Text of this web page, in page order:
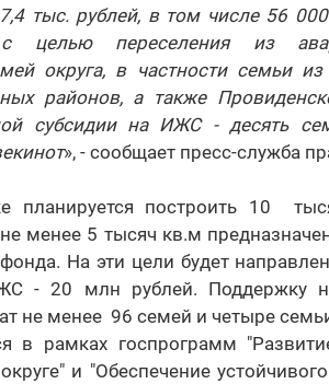
тыс. рублей, в том числе 56
целью переселения из
округа, в частности семьи
районов, а также
субсидии на ИЖС - десять
», - сообщает пресс-служба
планируется построить 10
менее 5 тысяч кв.м
На эти цели будет
- 20 млн рублей. Поддержку
не менее 96 семей и четыре
в рамках госпрограмм
и "Обеспечение